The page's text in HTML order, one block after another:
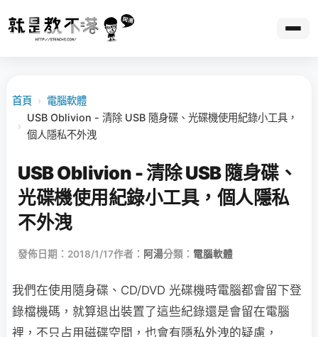
首頁 › 電腦軟體
›
USB Oblivion - 清除 USB 隨身碟、光碟機使用紀錄小工具，
個人隱私不外洩
USB Oblivion - 清除 USB 隨身碟、
光碟機使用紀錄小工具，個人隱私
不外洩
發佈日期：2018/1/17作者： 阿湯分類： 電腦軟體
我們在使用隨身碟、CD/DVD 光碟機時電腦都會留下登
錄檔機碼，就算退出裝置了這些紀錄還是會留在電腦
裡，不只占用磁碟空間，也會有隱私外洩的疑慮，